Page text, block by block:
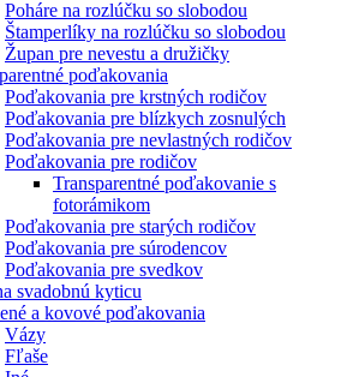
Poháre na rozlúčku so slobodou
Štamperlíky na rozlúčku so slobodou
Župan pre nevestu a družičky
poďakovania
Poďakovania pre krstných rodičov
Poďakovania pre blízkych zosnulých
Poďakovania pre nevlastných rodičov
Poďakovania pre rodičov
Transparentné poďakovanie s
fotorámikom
Poďakovania pre starých rodičov
Poďakovania pre súrodencov
Poďakovania pre svedkov
svadobnú kyticu
a kovové poďakovania
Vázy
Fľaše